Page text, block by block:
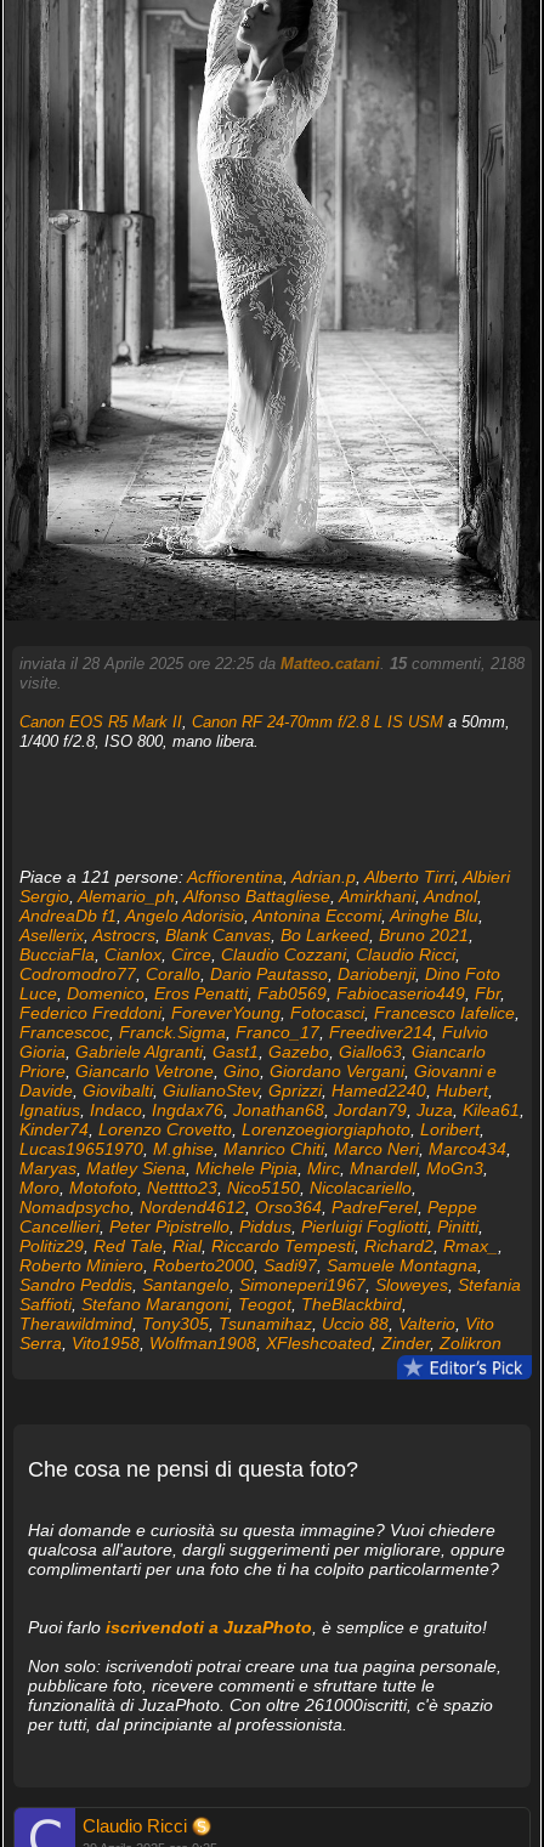
inviata il 28 Aprile 2025 ore 22:25 da Matteo.catani. 15commenti, 2188
visite.
Canon EOS R5 Mark II, Canon RF 24-70mm f/2.8 L IS USMa 50mm,
1/400 f/2.8, ISO 800, mano libera.
Piace a 121 persone:Acffiorentina Adrian.p, Alberto Tirri, Albieri
Sergio, Alemario_ph Alfonso Battagliese, Amirkhani, Andnol,
AndreaDb f1 Angelo Adorisio, Antonina Eccomi, Aringhe Blu,
Asellerix, Astrocrs, Blank Canvas, Bo Larkeed, Bruno 2021
BucciaFla Cianlox, Circe, Claudio Cozzani, Claudio Ricci,
Codromodro77, Corallo, Dario Pautasso, Dariobenji, Dino Foto
Luce, Domenico, Eros Penatti, Fab0569, Fabiocaserio449, Fbr,
Federico Freddoni, ForeverYoung, Fotocasci, Francesco Iafelice,
Francescoc, Franck.Sigma Franco_17, Freediver214, Fulvio
Gioria Gabriele Algranti, Gast1 Gazebo, Giallo63, Giancarlo
Priore, Giancarlo Vetrone, Gino, Giordano Vergani, Giovanni e
Davide, Giovibalti, GiulianoStev, Gprizzi, Hamed2240, Hubert,
Ignatius, Indaco, Ingdax76, Jonathan68, Jordan79, Juza Kilea61
Kinder74, Lorenzo Crovetto, Lorenzoegiorgiaphoto, Loribert,
Lucas19651970, M.ghise, Manrico Chiti, Marco Neri, Marco434,
Maryas, Matley Siena Michele Pipia Mirc, Mnardell, MoGn3,
Moro, Motofoto, Netttto23, Nico5150, Nicolacariello,
Nomadpsycho, Nordend4612, Orso364, PadreFerel, Peppe
Cancellieri, Peter Pipistrello, Piddus, Pierluigi Fogliotti, Pinitti,
Politiz29, Red Tale, Rial, Riccardo Tempesti, Richard2, Rmax_
Roberto Miniero, Roberto2000, Sadi97, Samuele Montagna
Sandro Peddis, Santangelo, Simoneperi1967, Sloweyes, Stefania
Saffioti, Stefano Marangoni, Teogot, TheBlackbird,
Therawildmind, Tony305, Tsunamihaz, Uccio 88, Valterio, Vito
Serra
Vito1958, Wolfman1908, XFleshcoated, Zinder, Zolikron
Che cosa ne pensi di questa foto?
Hai domande e curiosità su questa immagine? Vuoi chiedere
qualcosa all'autore, dargli suggerimenti per migliorare, oppure
complimentarti per una foto che ti ha colpito particolarmente?
Puoi farlo iscrivendoti a JuzaPhoto , è semplice e gratuito!
Non solo: iscrivendoti potrai creare una tua pagina personale,
pubblicare foto, ricevere commenti e sfruttare tutte le
funzionalità di JuzaPhoto. Con oltre 261000iscritti, c'è spazio
per tutti, dal principiante al professionista.
Claudio Ricci